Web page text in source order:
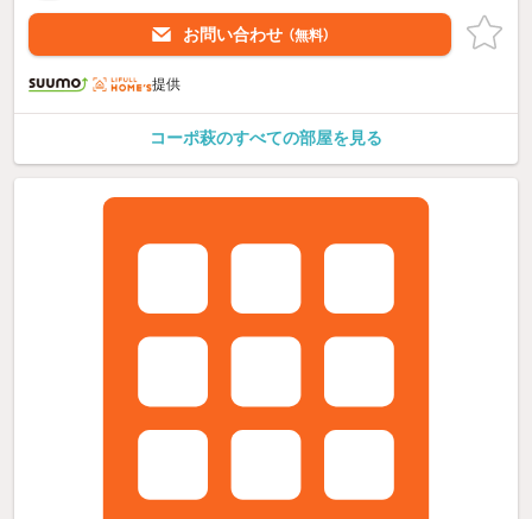
お問い合わせ （無料）
提供
コーポ萩のすべての部屋を見る